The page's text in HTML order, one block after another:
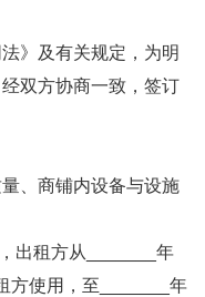
》及有关规定，为明
双方协商一致，签订
、商铺内设备与设施
出租方从_______年
方使用，至_______年